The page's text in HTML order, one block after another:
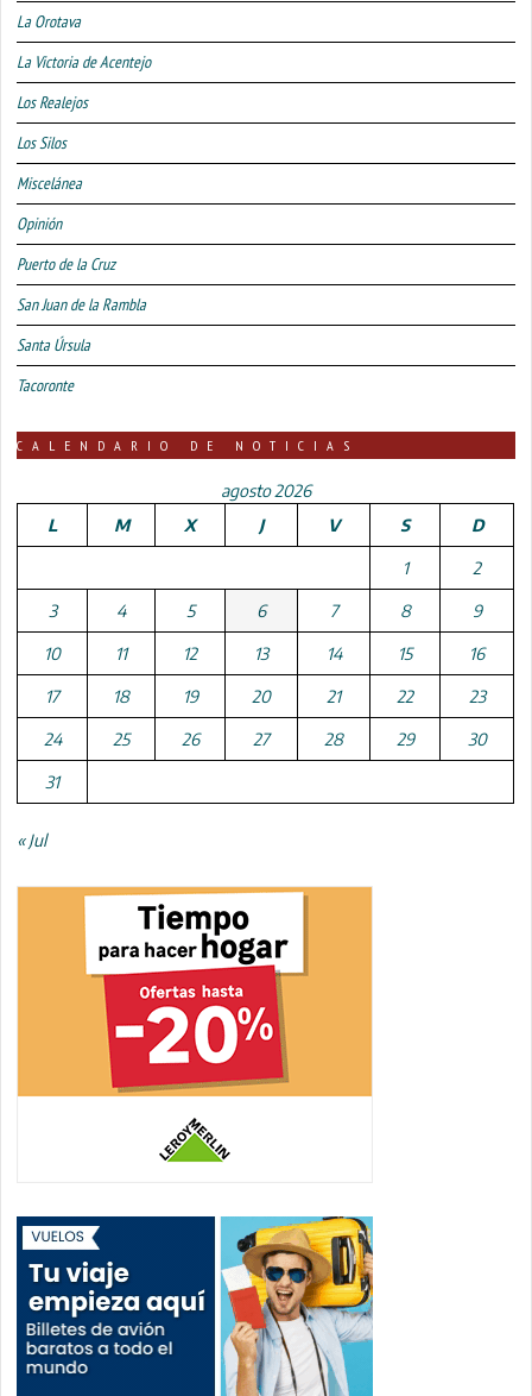
La Orotava
La Victoria de Acentejo
Los Realejos
Los Silos
Miscelánea
Opinión
Puerto de la Cruz
San Juan de la Rambla
Santa Úrsula
Tacoronte
CALENDARIO DE NOTICIAS
agosto 2026
L
M X J V S D
1 2
3 4 5 6 7 8 9
10 11 12 13 14 15 16
17 18 19 20 21 22 23
24 25 26 27 28 29 30
31
« Jul